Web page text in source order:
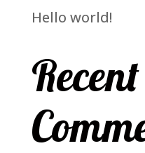
Hello world!
Recent